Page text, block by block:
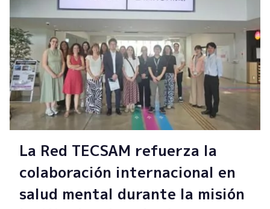
La Red TECSAM refuerza la
colaboración internacional en
salud mental durante la misión